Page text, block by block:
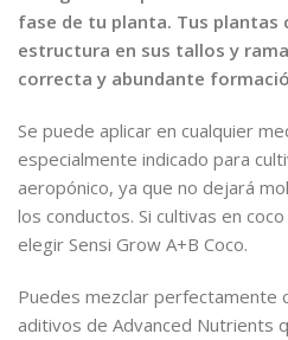
fase de tu planta. Tus plantas
estructura en sus tallos y
correcta y abundante
Se puede aplicar en cualquier
especialmente indicado para
aeropónico, ya que no dejará
los conductos. Si cultivas en
elegir Sensi Grow A+B Coco.
Puedes mezclar perfectamente
aditivos de Advanced Nutrients